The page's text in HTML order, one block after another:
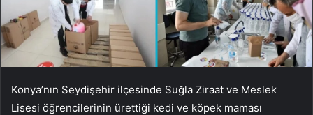
Konya’nın Seydişehir ilçesinde Suğla Ziraat ve Meslek
Lisesi öğrencilerinin ürettiği kedi ve köpek maması